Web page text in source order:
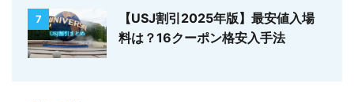
7
【USJ割引2025年版】最安値入場
料は？16クーポン格安入手法